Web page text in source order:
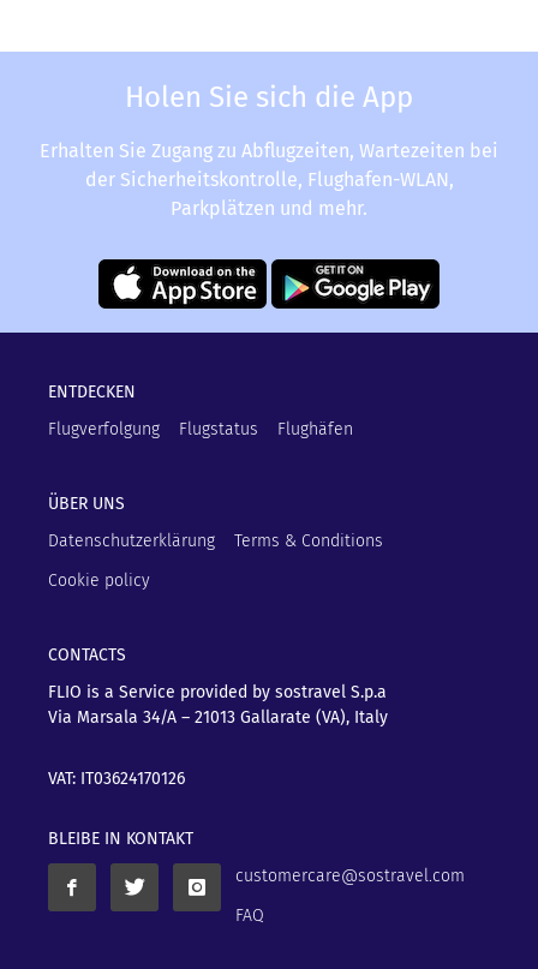
Holen Sie sich die App
Erhalten Sie Zugang zu Abflugzeiten, Wartezeiten bei
der Sicherheitskontrolle, Flughafen-WLAN,
Parkplätzen und mehr.
ENTDECKEN
Flugverfolgung
Flugstatus Flughäfen
ÜBER UNS
Datenschutzerklärung
Terms & Conditions
Cookie policy
CONTACTS
FLIO is a Service provided by sostravel S.p.a
Via Marsala 34/A – 21013 Gallarate (VA), Italy
VAT: IT03624170126
BLEIBE IN KONTAKT
customercare@sostravel.com
FAQ